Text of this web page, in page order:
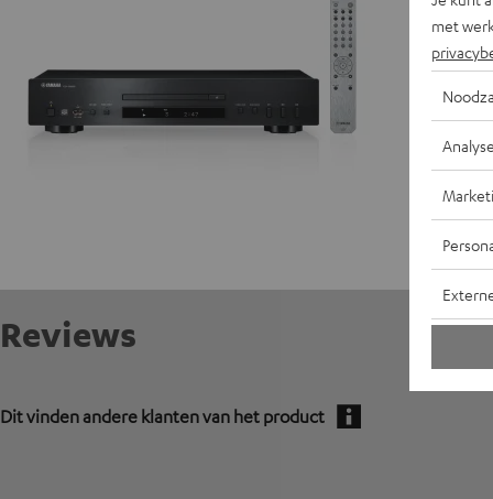
Reviews
Dit vinden andere klanten van het product
met
Analyse